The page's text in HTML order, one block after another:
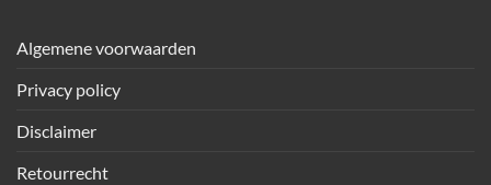
Algemene voorwaarden
Privacy policy
Disclaimer
Retourrecht